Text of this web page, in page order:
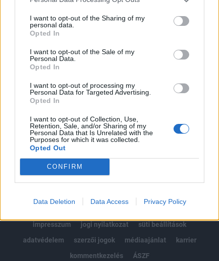
I want to opt-out of the Sharing of my
personal data.
Opted In
I want to opt-out of the Sale of my
Personal Data.
Opted In
I want to opt-out of processing my
Personal Data for Targeted Advertising.
Opted In
I want to opt-out of Collection, Use,
Retention, Sale, and/or Sharing of my
Personal Data that Is Unrelated with the
Purposes for which it was collected.
Opted Out
CONFIRM
Data Deletion Data Access Privacy Policy
tartozik, melynek olvasása előfizetéses
regisztrációhoz kötött.
Az előfizetés a következőket tartalmazza:
Portfolio.hu teljes cikkarchívum
Kötéslisták: BÉT elmúlt 2 év napon belüli
kötéslistái
Előfizetés
MÁR ELŐFIZETŐNK VAGY?BEJELENTKEZÉS
impresszum
jogi nyilatkozat
süti beállítások
adatvédelem
szerzői jogok médiaajánlat
karrier
kommentkezelés
ÁSZF